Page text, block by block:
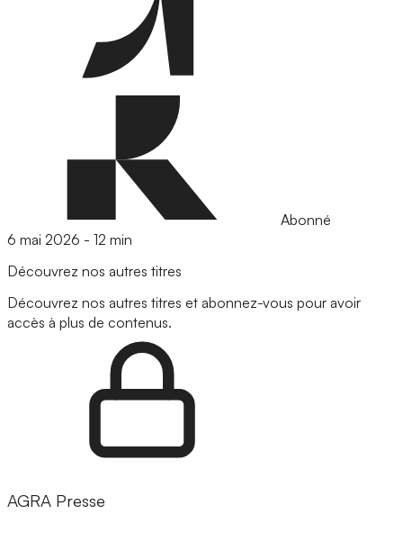
Abonné
6 mai 2026 - 12 min
Découvrez nos autres titres
Découvrez nos autres titres et abonnez-vous pour avoir
accès à plus de contenus.
AGRA Presse